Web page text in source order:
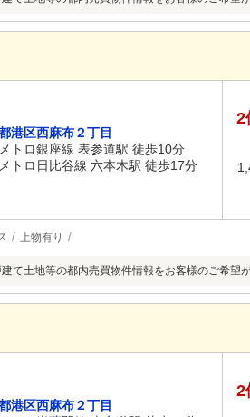
港区西麻布２丁目
トロ銀座線 表参道駅 徒歩10分
トロ日比谷線 六本木駅 徒歩17分
2
上物有り
て土地等の都内売買物件情報をお客様のご希望
港区西麻布２丁目
2